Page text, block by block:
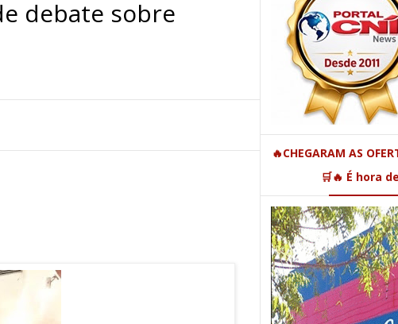
debate sobre
🔥CHEGARAM AS
🛒🔥 É hora